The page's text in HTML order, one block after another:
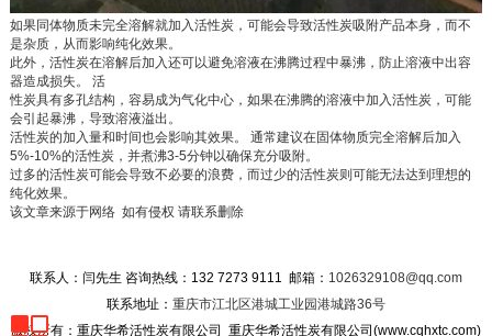
如果同体物质未完全溶解就加入活性炭，可能会导致活性炭吸附产品本身，而不
是杂质，从而影响纯化效果。
此外，活性炭在溶解后加入还可以避免溶液在沸腾过程中暴沸，防止溶液中出容
器造成损失。 活
性炭具有多孔结构，容易成为气化中心，如果在沸腾的溶液中加入活性炭，可能
会引起暴沸，导致溶液溢出。
活性炭的加入量和时间也会影响其效果。 通常建议在固体物质完全溶解后加入
5%-10%的活性炭，并煮沸3-5分钟以确保充分吸附。
过多的活性炭可能会导致不必要的浪费，而过少的活性炭则可能无法达到理想的
纯化效果。
该文章来源于网络 如有侵权 请联系删除
联系人：闫先生 咨询热线：132 7273 9111 邮箱： 1026329108@qq.com
联系地址： 重庆市江北区港城工业园港城路36号
版权所有：重庆华希活性炭有限公司
重庆华希活性炭有限公司(www.cqhxtc.com)